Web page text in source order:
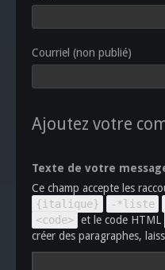
Courriel (non publié)
Ajoutez votre
Texte de votre
Ce champ accepte les
{italique}
-*liste
<code> et le code HTML
créer des paragraphes,